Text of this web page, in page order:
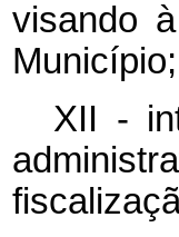
visando
Município;
XII -